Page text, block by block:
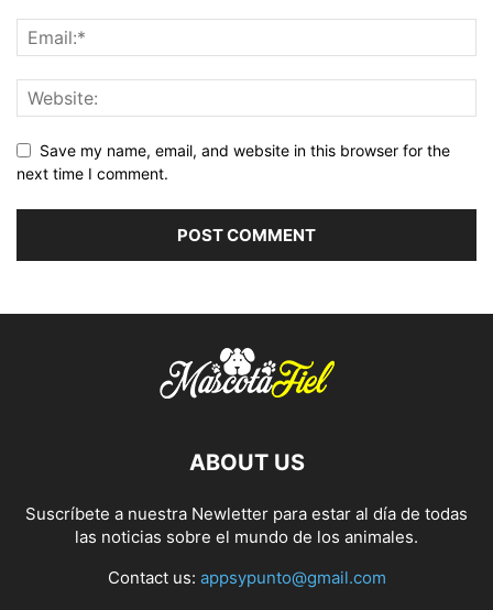
Save my name, email, and website in this browser for the
next time I comment.
ABOUT US
Suscríbete a nuestra Newletter para estar al día de todas
las noticias sobre el mundo de los animales.
Contact us: appsypunto@gmail.com